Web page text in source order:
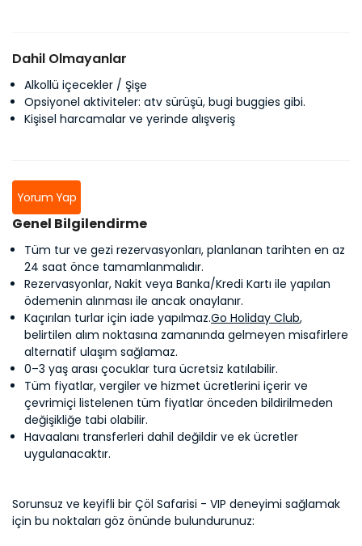
Dahil Olmayanlar
Alkollü içecekler / Şişe
Opsiyonel aktiviteler: atv sürüşü, bugi buggies gibi.
Kişisel harcamalar ve yerinde alışveriş
Yorum Yap
Genel Bilgilendirme
Tüm tur ve gezi rezervasyonları, planlanan tarihten en az
24 saat önce tamamlanmalıdır.
Rezervasyonlar, Nakit veya Banka/Kredi Kartı ile yapılan
ödemenin alınması ile ancak onaylanır.
Kaçırılan turlar için iade yapılmaz.Go Holiday Club,
belirtilen alım noktasına zamanında gelmeyen misafirlere
alternatif ulaşım sağlamaz.
0–3 yaş arası çocuklar tura ücretsiz katılabilir.
Tüm fiyatlar, vergiler ve hizmet ücretlerini içerir ve
çevrimiçi listelenen tüm fiyatlar önceden bildirilmeden
değişikliğe tabi olabilir.
Havaalanı transferleri dahil değildir ve ek ücretler
uygulanacaktır.
Sorunsuz ve keyifli bir Çöl Safarisi - VIP deneyimi sağlamak
için bu noktaları göz önünde bulundurunuz: